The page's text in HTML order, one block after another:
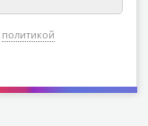
политикой